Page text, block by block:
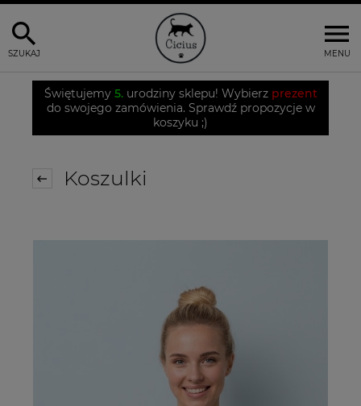
MENU
SZUKAJ
Świętujemy 5.urodziny sklepu! Wybierz prezent
do swojego zamówienia. Sprawdź propozycje w
koszyku ;)
Koszulki